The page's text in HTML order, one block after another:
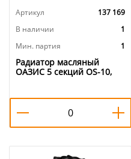
Артикул
137 169
В наличии
1
Мин. партия
1
Радиатор масляный
ОАЗИС 5 секций OS-10,